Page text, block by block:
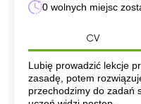
0 wolnych miejsc
CV
CV
Lubię prowadzić lekcje
zasadę, potem
przechodzimy do zadań